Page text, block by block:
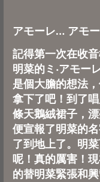
アモーレ… アモ
記得第一次在收
明菜的ミ‧アモー
是個大膽的想法
拿下了吧！到了
條天鵝絨裙子，
便宣報了明菜的
了到地上了。明
呢！真的厲害！
的替明菜緊張和興